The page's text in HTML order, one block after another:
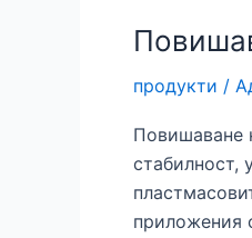
продукти /
Повишаване
стабилност,
приложения